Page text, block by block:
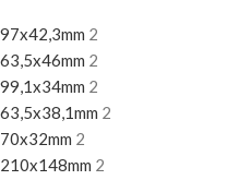
97x42,3mm 2
63,5x46mm 2
99,1x34mm 2
63,5x38,1mm 2
70x32mm 2
210x148mm 2